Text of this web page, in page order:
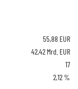
55,88 EUR
42,42 Mrd. EUR
17
2,12 %